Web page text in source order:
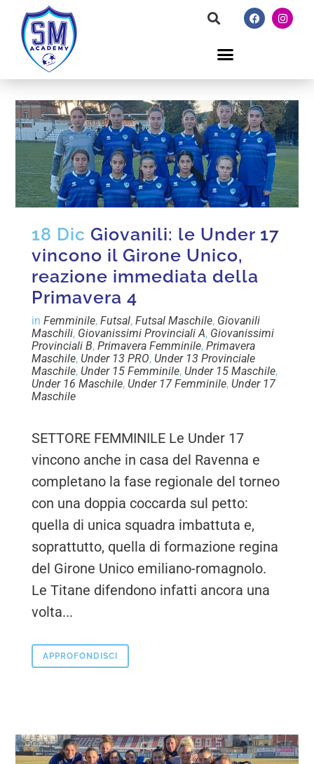
18 Dic Giovanili: le Under 17
vincono il Girone Unico,
reazione immediata della
Primavera 4
inFemminile,Futsal,Futsal Maschile, Giovanili
Maschili, Giovanissimi Provinciali A, Giovanissimi
Provinciali B,Primavera Femminile,Primavera
Maschile, Under 13 PRO, Under 13 Provinciale
Maschile, Under 15 Femminile, Under 15 Maschile,
Under 16 Maschile, Under 17 Femminile, Under 17
Maschile
SETTORE FEMMINILE Le Under 17
vincono anche in casa del Ravenna e
completano la fase regionale del torneo
con una doppia coccarda sul petto:
quella di unica squadra imbattuta e,
soprattutto, quella di formazione regina
del Girone Unico emiliano-romagnolo.
Le Titane difendono infatti ancora una
volta...
APPROFONDISCI